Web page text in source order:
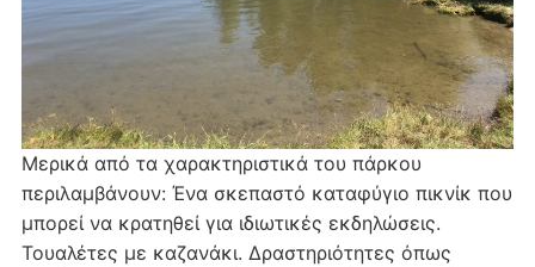
Μερικά από τα χαρακτηριστικά του πάρκου
περιλαμβάνουν: Ένα σκεπαστό καταφύγιο πικνίκ που
μπορεί να κρατηθεί για ιδιωτικές εκδηλώσεις.
Τουαλέτες με καζανάκι. Δραστηριότητες όπως